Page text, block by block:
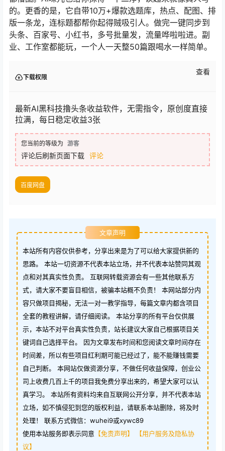
的。更香的是，它自带10万+爆款选题库，热点、配图、排
版一条龙，连标题都帮你起得贼吸引人。做完一键同步到
头条、百家号、小红书，多号批量发，流量哗啦啦进。副
业、工作室都能玩，一个人一天整50篇跟喝水一样简单。
下载权限
查看
最新AI黑科技撸头条收益软件，无需指令，原创度直接
拉满，每日稳定收益3张
您当前的等级为 游客
评论后刷新页面下载 评论
百度网盘
文章声明
本站所有内容仅供参考，分享出来是为了可以给大家提供新的
思路。 本站一切资源不代表本站立场，并不代表本站赞同其观
点和对其真实性负责。 互联网转载资源会有一些其他联系方
式，请大家不要盲目相信，被骗本站概不负责！ 本网站部分内
容只做项目揭秘，无法一对一教学指导，每篇文章内都含项目
全套的教程讲解，请仔细阅读。 本站分享的所有平台仅供展
示，本站不对平台真实性负责，站长建议大家自己根据项目关
键词自己选择平台。 因为文章发布时间和您阅读文章时间存在
时间差，所以有些项目红利期可能已经过了，能不能赚钱需要
自己判断。 本网站仅做资源分享，不做任何收益保障，创业公
司上收费几百上千的项目我免费分享出来的，希望大家可以认
真学习。 本站所有资料均来自互联网公开分享，并不代表本站
立场，如不慎侵犯到您的版权利益，请联系本站删除，将及时
处理！ 联系方式微信：wuhei9或xywc89
使用本站服务即表示同意 【免责声明】
【用户服务及隐私协
议】